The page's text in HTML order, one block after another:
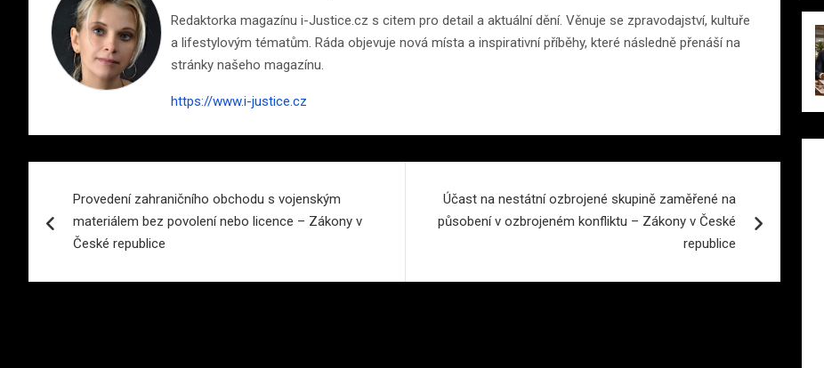
Redaktorka magazínu i-Justice.cz s citem pro detail a aktuální dění. Věnuje se zpravodajství, kultuře
a lifestylovým tématům. Ráda objevuje nová místa a inspirativní příběhy, které následně přenáší na
stránky našeho magazínu.
https://www.i-justice.cz
pro
příspěvek
Provedení zahraničního obchodu s vojenským
materiálem bez povolení nebo licence – Zákony v
České republice
Účast na nestátní ozbrojené skupině zaměřené na
působení v ozbrojeném konfliktu – Zákony v České
republice